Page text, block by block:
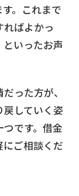
。これまで
ばよかっ
いったお声
った方が、
していく姿
です。借金
ご相談くだ